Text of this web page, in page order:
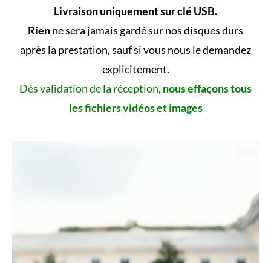
Livraison uniquement sur clé USB.
Rienne sera jamais gardé sur nos disques durs
après la prestation, sauf si vous nous le demandez
explicitement.
Dès validation de la réception, nous effaçons tous
les fichiers vidéos et images